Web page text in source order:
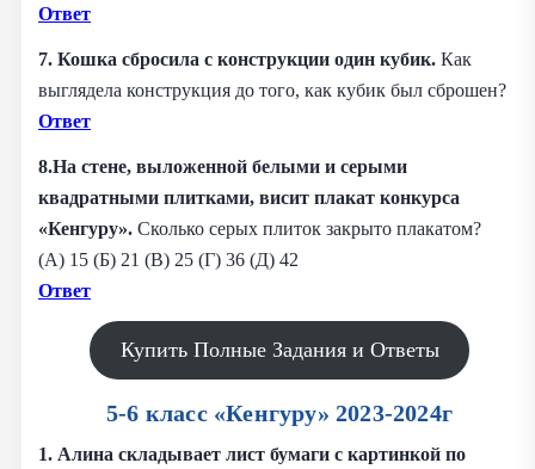
Ответ
7. Кошка сбросила с конструкции один кубик. Как
выглядела конструкция до того, как кубик был сброшен?
Ответ
8.На стене, выложенной белыми и серыми
квадратными плитками, висит плакат конкурса
«Кенгуру». Сколько серых плиток закрыто плакатом?
(А) 15 (Б) 21 (В) 25 (Г) 36 (Д) 42
Ответ
Купить Полные Задания и Ответы
5-6 класс «Кенгуру» 2023-2024г
1. Алина складывает лист бумаги с картинкой по